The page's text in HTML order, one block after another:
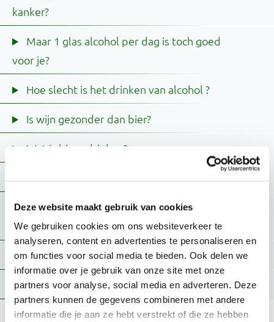
Deze website maakt gebruik van cookies
We gebruiken cookies om ons websiteverkeer te
analyseren, content en advertenties te personaliseren en
om functies voor social media te bieden. Ook delen we
informatie over je gebruik van onze site met onze
partners voor analyse, social media en adverteren. Deze
partners kunnen de gegevens combineren met andere
informatie die je aan ze hebt verstrekt of die ze hebben
kanker?
Maar 1 glas alcohol per dag is toch goed
voor je?
Hoe slecht is het drinken van alcohol ?
Is wijn gezonder dan bier?
Wat is bingedrinken?
Is alcohol verslavend?
Wanneer heb je een alcoholprobleem of
alcoholverslaving?
Wat zijn afkickverschijnselen van alcohol?
Wat is Korsakov?